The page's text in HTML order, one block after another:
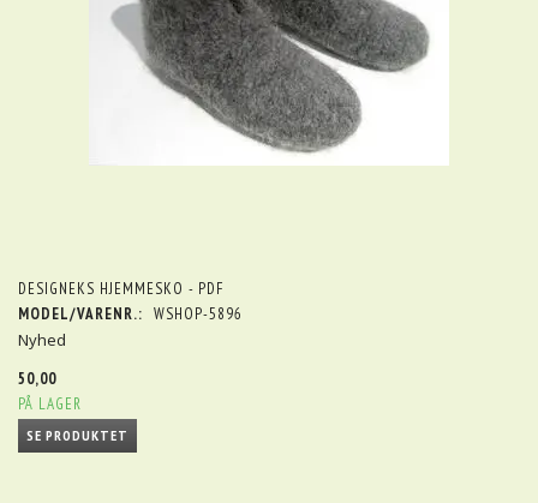
DESIGNEKS HJEMMESKO - PDF
MODEL/VARENR.: WSHOP-5896
Nyhed
50,00
PÅ LAGER
SE PRODUKTET